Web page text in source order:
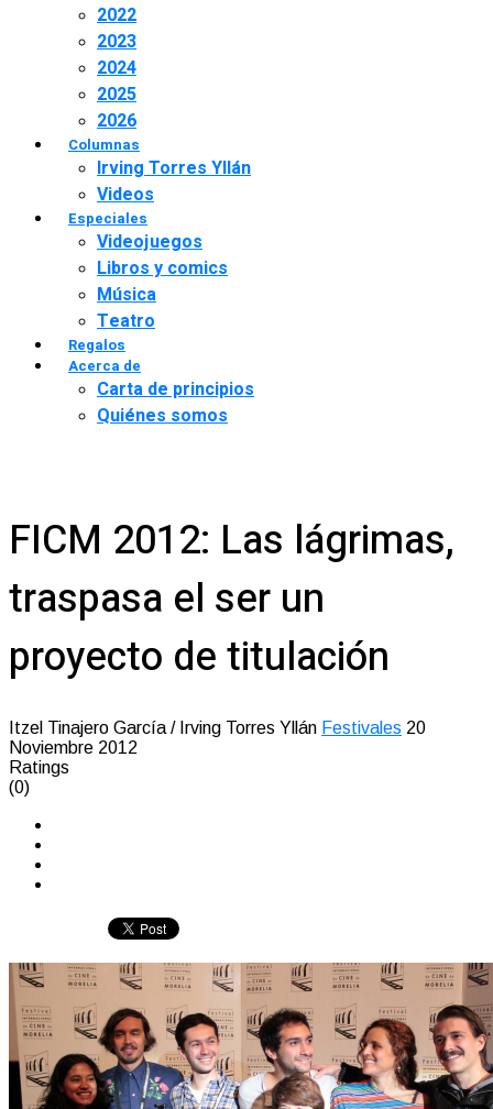
2022
2023
2024
2025
2026
Columnas
Irving Torres Yllán
Videos
Especiales
Videojuegos
Libros y comics
Música
Teatro
Regalos
Acerca de
Carta de principios
Quiénes somos
FICM 2012: Las lágrimas,
traspasa el ser un
proyecto de titulación
Itzel Tinajero García / Irving Torres Yllán Festivales 20
Noviembre 2012
Ratings
(0)